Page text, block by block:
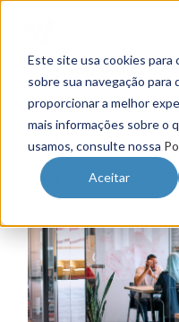
Este site usa cookies para
sobre sua navegação para
proporcionar a melhor
mais informações sobre o
usamos, consulte nossa
Aceitar
Gestão de Talentos
Novo Emprego
Pesquisas